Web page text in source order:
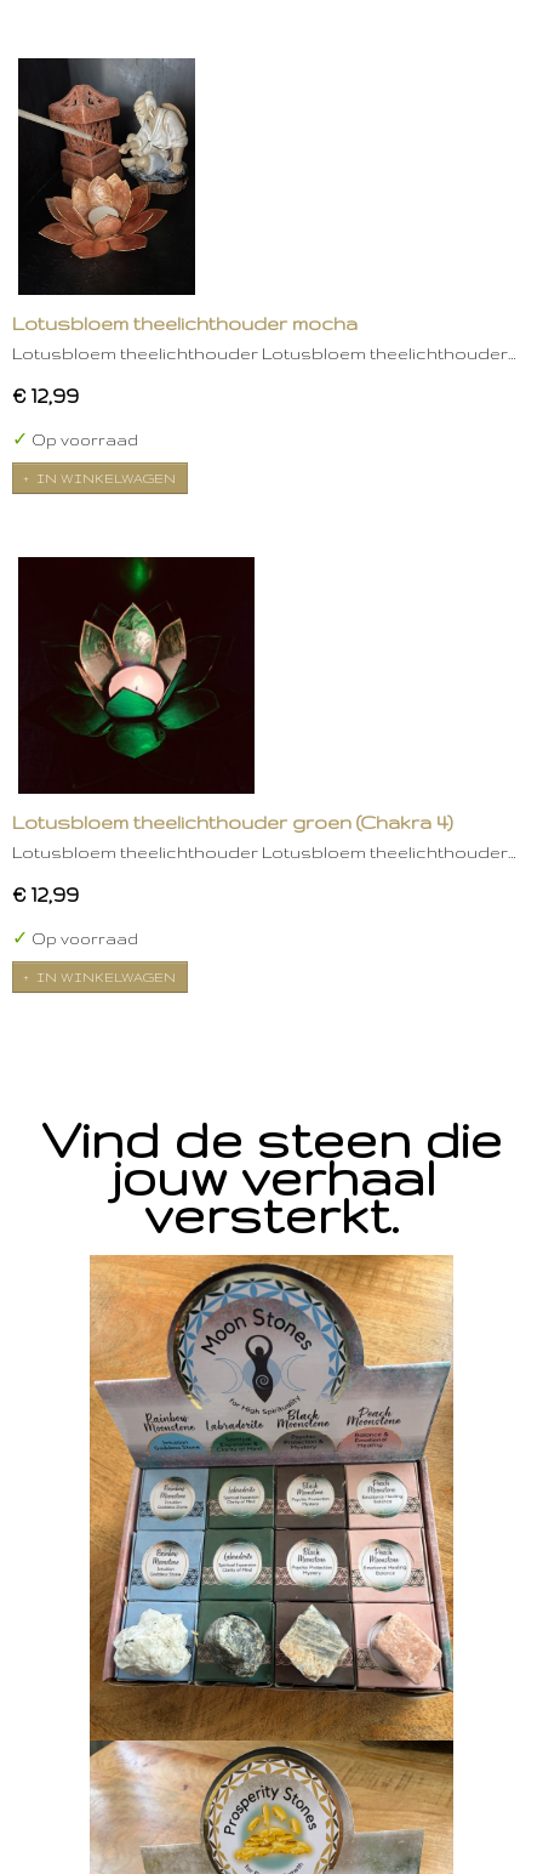
Lotusbloem theelichthouder mocha
Lotusbloem theelichthouder Lotusbloem theelichthouder…
€ 12,99
✓ Op voorraad
IN WINKELWAGEN
Lotusbloem theelichthouder groen (Chakra 4)
Lotusbloem theelichthouder Lotusbloem theelichthouder…
€ 12,99
✓ Op voorraad
IN WINKELWAGEN
Vind de steen die
jouw verhaal
versterkt.